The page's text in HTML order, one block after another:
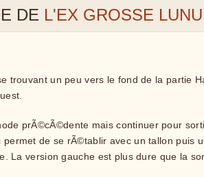
DE L'EX GROSSE
trouvant un peu vers le fond de la partie
prÃ©cÃ©dente mais continuer pour
permet de se rÃ©tablir avec un tallon puis
La version gauche est plus dure que la